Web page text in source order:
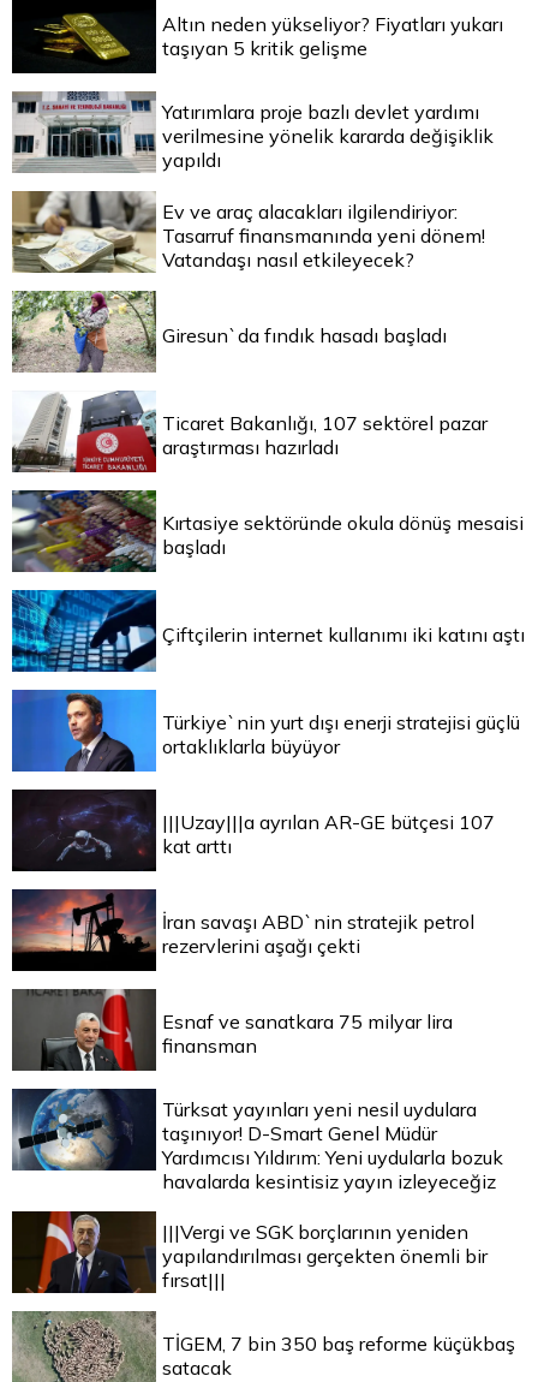
Altın neden yükseliyor? Fiyatları yukarı
taşıyan 5 kritik gelişme
Yatırımlara proje bazlı devlet yardımı
verilmesine yönelik kararda değişiklik
yapıldı
Ev ve araç alacakları ilgilendiriyor:
Tasarruf finansmanında yeni dönem!
Vatandaşı nasıl etkileyecek?
Giresun`da fındık hasadı başladı
Ticaret Bakanlığı, 107 sektörel pazar
araştırması hazırladı
Kırtasiye sektöründe okula dönüş mesaisi
başladı
Çiftçilerin internet kullanımı iki katını aştı
Türkiye`nin yurt dışı enerji stratejisi güçlü
ortaklıklarla büyüyor
|||Uzay|||a ayrılan AR-GE bütçesi 107
kat arttı
İran savaşı ABD`nin stratejik petrol
rezervlerini aşağı çekti
Esnaf ve sanatkara 75 milyar lira
finansman
Türksat yayınları yeni nesil uydulara
taşınıyor! D-Smart Genel Müdür
Yardımcısı Yıldırım: Yeni uydularla bozuk
havalarda kesintisiz yayın izleyeceğiz
|||Vergi ve SGK borçlarının yeniden
yapılandırılması gerçekten önemli bir
fırsat|||
TİGEM, 7 bin 350 baş reforme küçükbaş
satacak